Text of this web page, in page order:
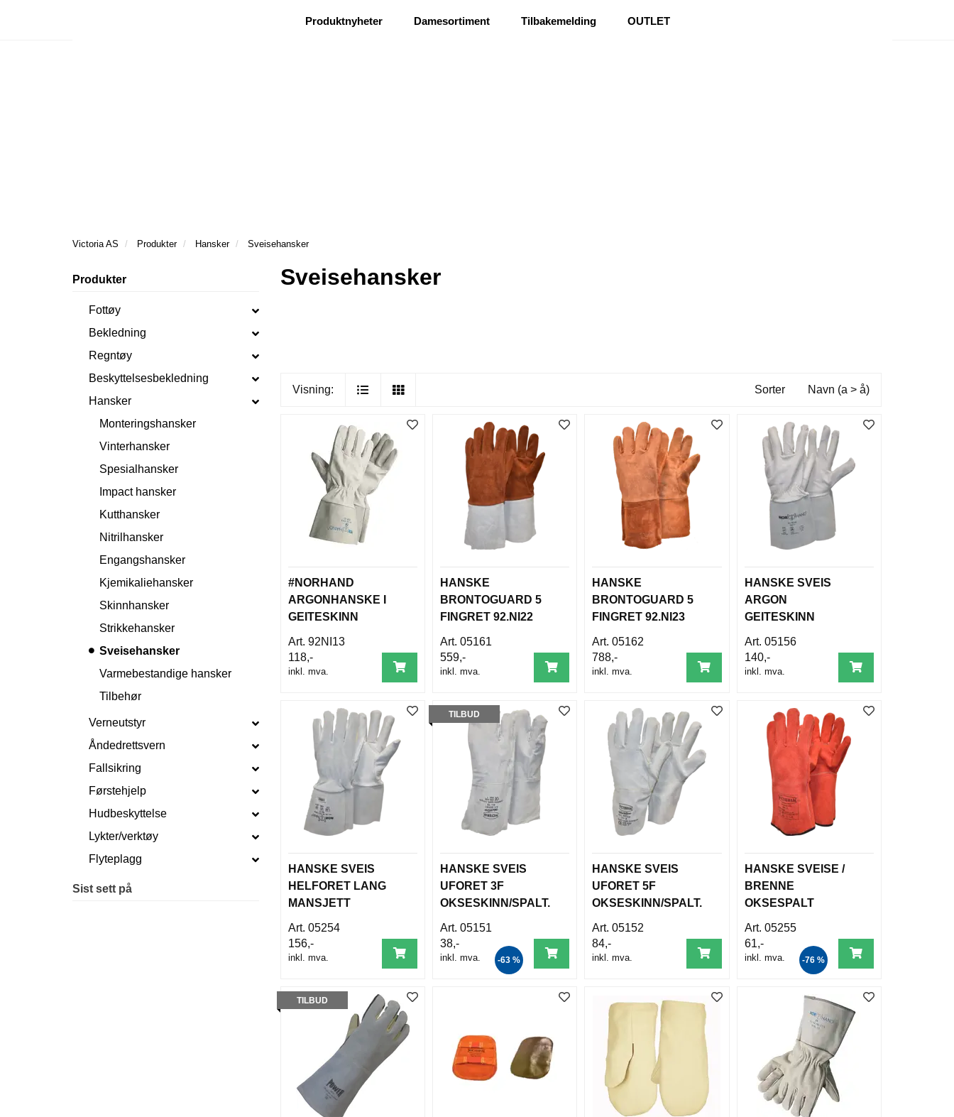
Ønsker besøk| Ris og ros
Produktnyheter Damesortiment Tilbakemelding OUTLET
Victoria AS Produkter Hansker Sveisehansker
Produkter
Fottøy
Bekledning
Regntøy
Beskyttelsesbekledning
Hansker
Monteringshansker
Vinterhansker
Spesialhansker
Impact hansker
Kutthansker
Nitrilhansker
Engangshansker
Kjemikaliehansker
Skinnhansker
Strikkehansker
Sveisehansker
Varmebestandige hansker
Tilbehør
Verneutstyr
Åndedrettsvern
Fallsikring
Førstehjelp
Hudbeskyttelse
Lykter/verktøy
Flyteplagg
Sist sett på
Sveisehansker
Visning: Sorter Navn (a > å)
#NORHAND
ARGONHANSKE I
GEITESKINN
92NI13
118,-
inkl. mva.
HANSKE
BRONTOGUARD 5
FINGRET 92.NI22
05161
559,-
inkl. mva.
HANSKE
BRONTOGUARD 5
FINGRET 92.NI23
05162
788,-
inkl. mva.
HANSKE SVEIS
ARGON
GEITESKINN
05156
140,-
inkl. mva.
HANSKE SVEIS
HELFORET LANG
MANSJETT
05254
156,-
inkl. mva.
TILBUD
HANSKE SVEIS
UFORET 3F
OKSESKINN/SPALT.
05151
38,-
-63 %
inkl. mva.
HANSKE SVEIS
UFORET 5F
OKSESKINN/SPALT.
05152
84,-
inkl. mva.
HANSKE SVEISE /
BRENNE
OKSESPALT
(WELDER)
05255
61,-
-76 %
inkl. mva.
TILBUD